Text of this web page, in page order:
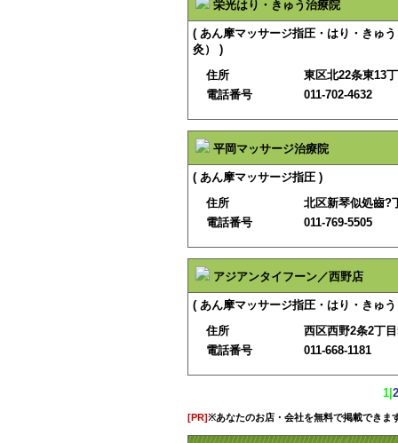
栄光はり・きゅう治療院
( あん摩マッサージ指圧・はり・きゅ
灸） )
住所
東区北22条東13
電話番号
011-702-4632
平岡マッサージ治療院
( あん摩マッサージ指圧 )
住所
北区新琴似処齒?
電話番号
011-769-5505
アジアンタイフーン／西野店
( あん摩マッサージ指圧・はり・きゅ
住所
西区西野2条2丁
電話番号
011-668-1181
1 2
[PR]※あなたのお店・会社を無料で掲載できま